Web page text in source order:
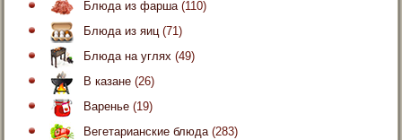
Блюда из фарша(110)
Блюда из яиц(71)
Блюда на углях (49)
В казане (26)
Варенье (19)
Вегетарианские блюда(283)